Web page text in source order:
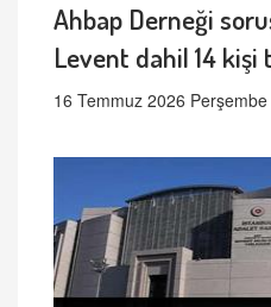
Ahbap Derneği
Levent dahil 14 kişi
16 Temmuz 2026 Perşembe